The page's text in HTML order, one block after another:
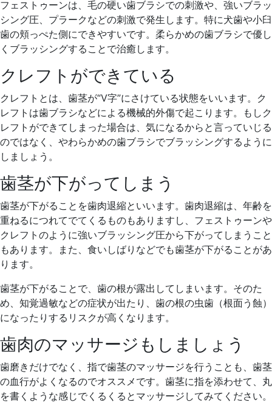
フェストゥーンは、毛の硬い歯ブラシでの刺激や、強いブラッ
シング圧、プラークなどの刺激で発生します。特に犬歯や小臼
歯の頬っぺた側にできやすいです。柔らかめの歯ブラシで優し
くブラッシングすることで治癒します。
クレフトができている
クレフトとは、歯茎が“V字”にさけている状態をいいます。ク
レフトは歯ブラシなどによる機械的外傷で起こります。もしク
レフトができてしまった場合は、気になるからと言っていじる
のではなく、やわらかめの歯ブラシでブラッシングするように
しましょう。
歯茎が下がってしまう
歯茎が下がることを歯肉退縮といいます。歯肉退縮は、年齢を
重ねるにつれてでてくるものもありますし、フェストゥーンや
クレフトのように強いブラッシング圧から下がってしまうこと
もあります。また、食いしばりなどでも歯茎が下がることがあ
ります。
歯茎が下がることで、歯の根が露出してしまいます。そのた
め、知覚過敏などの症状が出たり、歯の根の虫歯（根面う蝕）
になったりするリスクが高くなります。
歯肉のマッサージもしましょう
歯磨きだけでなく、指で歯茎のマッサージを行うことも、歯茎
の血行がよくなるのでオススメです。歯茎に指を添わせて、丸
を書くような感じでくるくるとマッサージしてみてください。